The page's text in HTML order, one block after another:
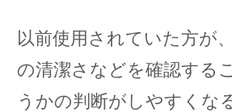
以前使用されていた方が
の清潔さなどを確認する
うかの判断がしやすくな